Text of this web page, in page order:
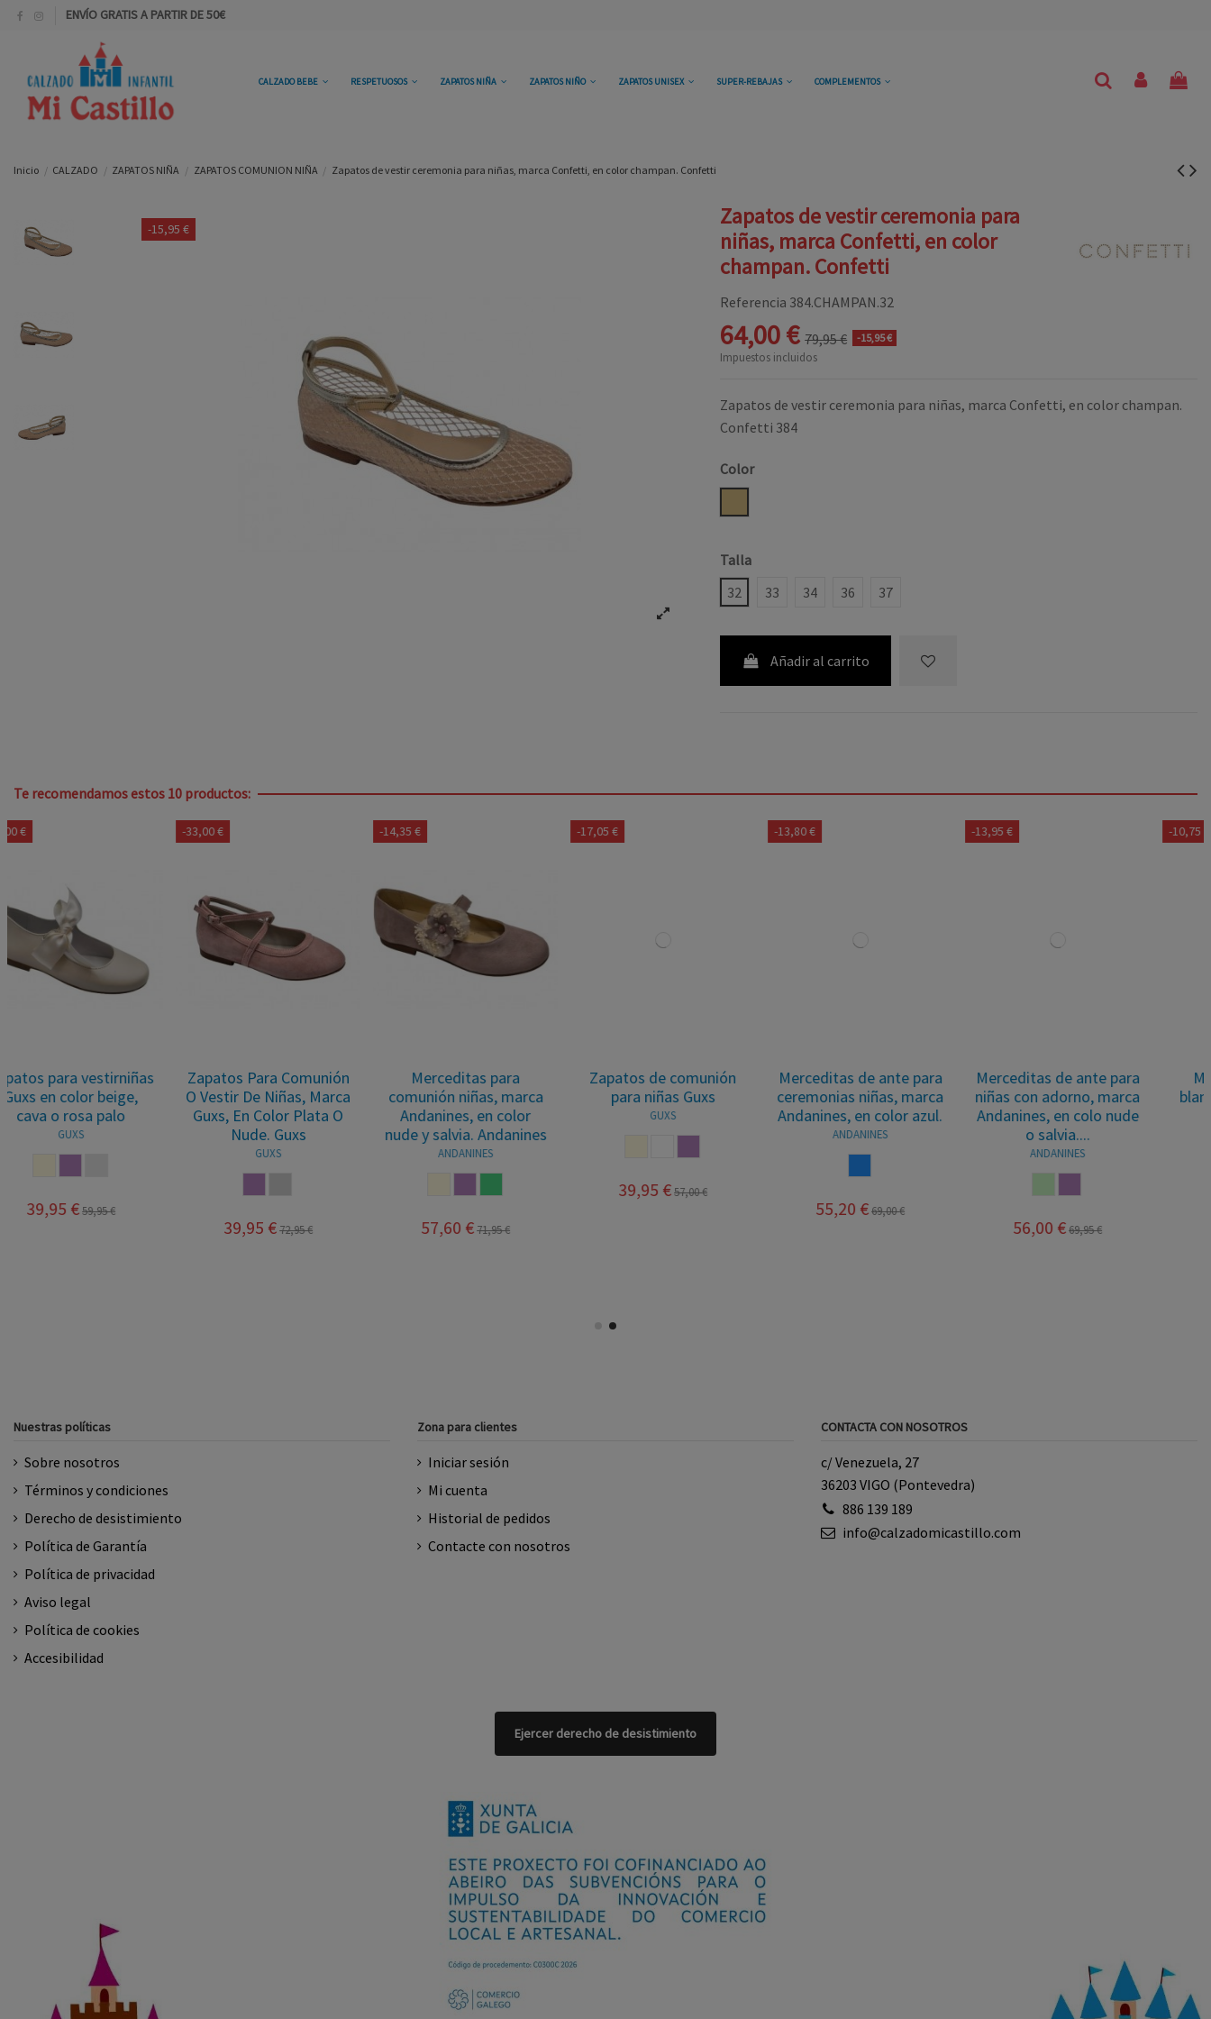
ENVÍO GRATIS A PARTIR DE 50€
CALZADO BEBE RESPETUOSOS ZAPATOS NIÑA ZAPATOS NIÑO ZAPATOS UNISEX SUPER-REBAJAS COMPLEMENTOS
Inicio CALZADO ZAPATOS NIÑA ZAPATOS COMUNION NIÑA Zapatos de vestir ceremonia para niñas, marca Confetti, en color champan. Confetti
-15,95 €
Zapatos de vestir ceremonia para
niñas, marca Confetti, en color
champan. Confetti
Referencia 384.CHAMPAN.32
64,00 € 79,95 € -15,95 €
Impuestos incluidos
Zapatos de vestir ceremonia para niñas, marca Confetti, en color champan.
Confetti 384
Color
Talla
32
33 34 36 37
Añadir al carrito
Te recomendamos estos 10 productos:
Zapatos Para Comunión
O Vestir De Niñas, Marca
Guxs, En Color Plata O
Nude. Guxs
Merceditas para
comunión niñas, marca
Andanines, en color
nude y salvia. Andanines
57,60 €
Zapatos de comunión
para niñas Guxs
GUXS
BEIGEBLANCO
NUDE
Merceditas de ante para
ceremonias niñas, marca
Andanines, en color azul.
ANDANINES
Merceditas de ante para
niñas con adorno, marca
Andanines, en colo nude
o salvia....
Merceditas de piel
blanca para niñas Ruth
Secret
RUTH SECRET
Nuestras políticas
Sobre nosotros
Términos y condiciones
Derecho de desistimiento
Política de Garantía
Política de privacidad
Aviso legal
Política de cookies
Accesibilidad
Zona para clientes
Iniciar sesión
Mi cuenta
Historial de pedidos
Contacte con nosotros
CONTACTA CON NOSOTROS
c/ Venezuela, 27
36203 VIGO (Pontevedra)
886 139 189
info@calzadomicastillo.com
Ejercer derecho de desistimiento